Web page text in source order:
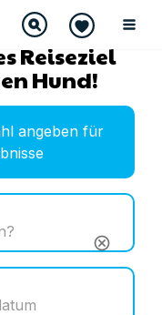
Reiseziel
Hund!
angeben für
cancel